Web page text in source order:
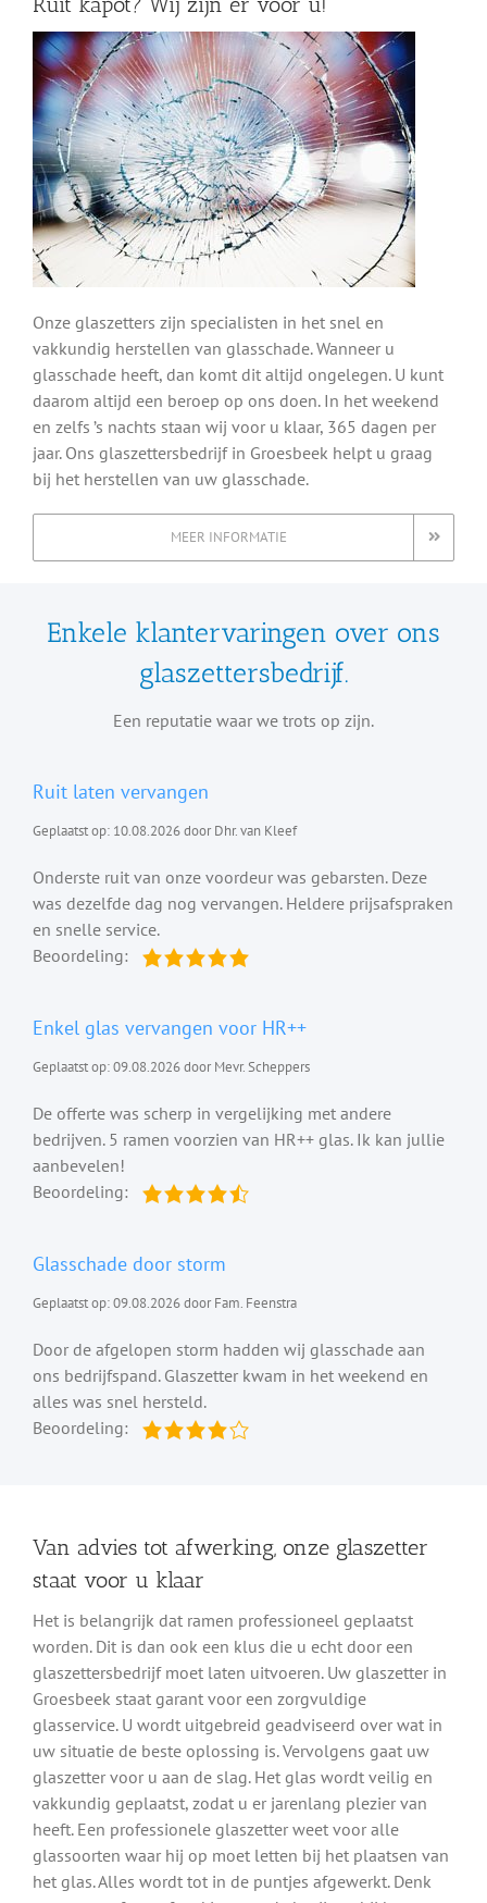
Onze glaszetters zijn specialisten in het snel en
vakkundig herstellen van glasschade. Wanneer u
glasschade heeft, dan komt dit altijd ongelegen. U kunt
daarom altijd een beroep op ons doen. In het weekend
en zelfs ’s nachts staan wij voor u klaar, 365 dagen per
jaar. Ons glaszettersbedrijf in Groesbeek helpt u graag
bij het herstellen van uw glasschade.
MEER INFORMATIE
Enkele klantervaringen over ons
glaszettersbedrijf.
Een reputatie waar we trots op zijn.
Ruit laten vervangen
Geplaatst op: 10.08.2026 door Dhr. van Kleef
Onderste ruit van onze voordeur was gebarsten. Deze
was dezelfde dag nog vervangen. Heldere prijsafspraken
en snelle service.
Beoordeling:
Enkel glas vervangen voor HR++
Geplaatst op: 09.08.2026 door Mevr. Scheppers
De offerte was scherp in vergelijking met andere
bedrijven. 5 ramen voorzien van HR++ glas. Ik kan jullie
aanbevelen!
Beoordeling:
Glasschade door storm
Geplaatst op: 09.08.2026 door Fam. Feenstra
Door de afgelopen storm hadden wij glasschade aan
ons bedrijfspand. Glaszetter kwam in het weekend en
alles was snel hersteld.
Beoordeling:
Van advies tot afwerking, onze glaszetter
staat voor u klaar
Het is belangrijk dat ramen professioneel geplaatst
worden. Dit is dan ook een klus die u echt door een
glaszettersbedrijf moet laten uitvoeren. Uw glaszetter in
Groesbeek staat garant voor een zorgvuldige
glasservice. U wordt uitgebreid geadviseerd over wat in
uw situatie de beste oplossing is. Vervolgens gaat uw
glaszetter voor u aan de slag. Het glas wordt veilig en
vakkundig geplaatst, zodat u er jarenlang plezier van
heeft. Een professionele glaszetter weet voor alle
glassoorten waar hij op moet letten bij het plaatsen van
het glas. Alles wordt tot in de puntjes afgewerkt. Denk